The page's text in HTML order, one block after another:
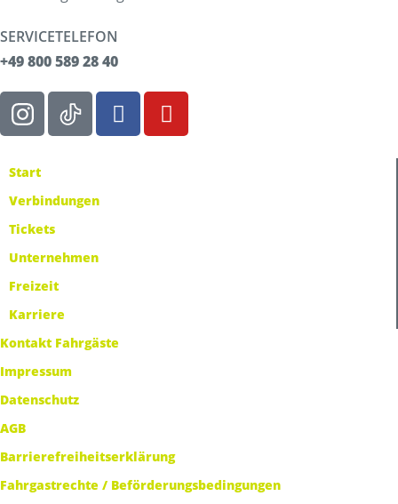
SERVICETELEFON
+49 800 589 28 40
Start
Verbindungen
Tickets
Unternehmen
Freizeit
Karriere
Kontakt Fahrgäste
Impressum
Datenschutz
AGB
Barrierefreiheitserklärung
Fahrgastrechte / Beförderungsbedingungen